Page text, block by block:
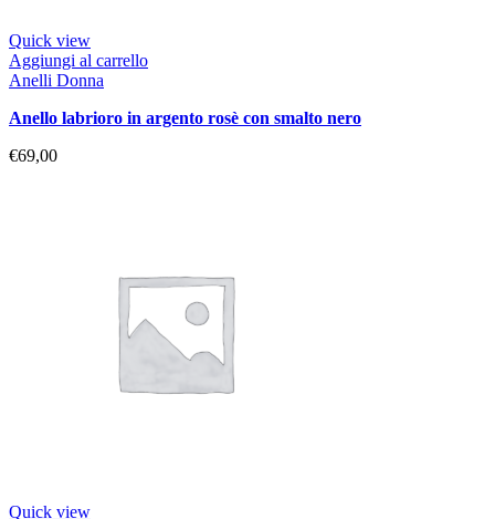
Quick view
Aggiungi al carrello
Anelli Donna
anello labrioro in argento rosè con smalto nero
€69,00
Quick view